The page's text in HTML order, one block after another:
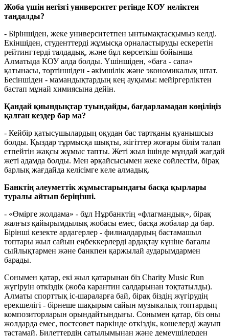
Жоба үшін негізгі университет ретінде КОУ неліктен
таңдалды?
- Біріншіден, жеке университетпен ынтымақтасқымыз келді.
Екіншіден, студенттерді жұмысқа орналастыруды ескеретін
рейтингтерді талдадық, және бұл көрсеткіш бойынша
Алматыда КОУ алда болды. Үшіншіден, «баға - сапа»
қатынасы, төртіншіден - әкімшілік және экономикалық штат.
Бесіншіден - мамандықтардың кең ауқымы: мейіргерліктен
бастап мұнай химиясына дейін.
Қандай қиындықтар туындайды, бағдарламадан көңіліңіз
қалған кездер бар ма?
- Кейбір қатысушылардың оқудан бас тартқаны қуанышсыз
болды. Қыздар тұрмысқа шықты, жігіттер жоғары білім талап
етпейтін жақсы жұмыс тапты. Жеті жыл ішінде мұндай жағдай
жеті адамда болды. Мен әрқайсысымен жеке сөйлестім, бірақ
барлық жағдайда келісімге келе алмадық.
Банктің әлеуметтік жұмыстарындағы басқа қырлары
туралы айтып беріңізші.
- «Өмірге жолдама» - бұл Нұрбанктің «флагмандық», бірақ
жалғыз қайырымдылық жобасы емес, басқа жобалар да бар.
Бірінші кезекте ардагерлер - филиалдардың бастамашыл
топтары жыл сайын еңбеккерлерді ардақтау күніне бағалы
сыйлықтармен және банкпен қаржылай аударымдармен
барады.
Сонымен қатар, екі жыл қатарынан біз Charity Music Run
жүгіруін өткіздік (жоба карантин салдарынан тоқтатылды).
Алматы спорттық іс-шараларға бай, бірақ біздің жүгірудің
ерекшелігі - бірнеше шақырым сайын музыкалық топтардың
композиторларын орындайтындығы. Сонымен қатар, біз оны
жолдарда емес, постсовет паркінде өткіздік, көшелерді жауып
тастамай. Билеттердің сатылымынан және демеушілерден